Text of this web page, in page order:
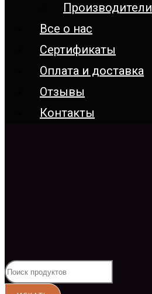
Производители
Все о нас
Сертификаты
Оплата и доставка
Отзывы
Контакты